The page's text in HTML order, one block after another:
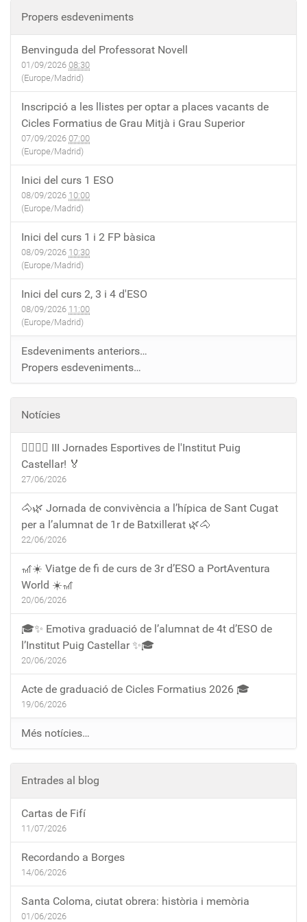
Propers esdeveniments
Benvinguda del Professorat Novell
01/09/2026 08:30
(Europe/Madrid)
Inscripció a les llistes per optar a places vacants de
Cicles Formatius de Grau Mitjà i Grau Superior
07/09/2026 07:00
(Europe/Madrid)
Inici del curs 1 ESO
08/09/2026 10:00
(Europe/Madrid)
Inici del curs 1 i 2 FP bàsica
08/09/2026 10:30
(Europe/Madrid)
Inici del curs 2, 3 i 4 d'ESO
08/09/2026 11:00
(Europe/Madrid)
Esdeveniments anteriors…
Propers esdeveniments…
Notícies
🏃‍♀️🏃‍♂️ III Jornades Esportives de l'Institut Puig
Castellar! 🏅
27/06/2026
🐴🌿 Jornada de convivència a l’hípica de Sant Cugat
per a l’alumnat de 1r de Batxillerat 🌿🐴
22/06/2026
🎢☀️ Viatge de fi de curs de 3r d’ESO a PortAventura
World ☀️🎢
20/06/2026
🎓✨ Emotiva graduació de l’alumnat de 4t d’ESO de
l’Institut Puig Castellar ✨🎓
20/06/2026
Acte de graduació de Cicles Formatius 2026 🎓
19/06/2026
Més notícies…
Entrades al blog
Cartas de Fifí
11/07/2026
Recordando a Borges
14/06/2026
Santa Coloma, ciutat obrera: història i memòria
01/06/2026